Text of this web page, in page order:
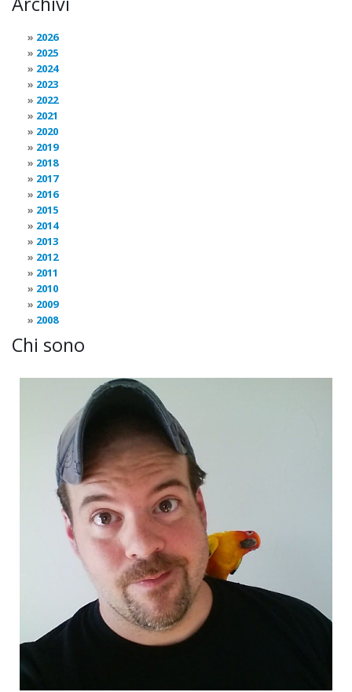
2026
2025
2024
2023
2022
2021
2020
2019
2018
2017
2016
2015
2014
2013
2012
2011
2010
2009
2008
Chi sono